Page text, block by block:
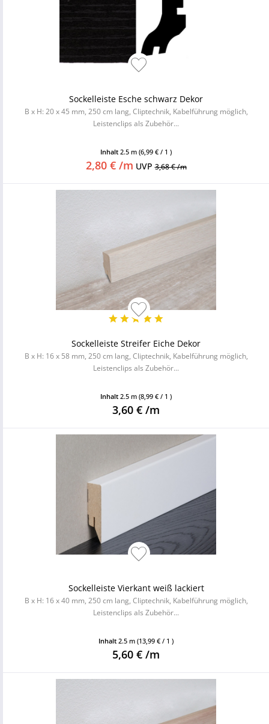
Sockelleiste Esche schwarz Dekor
B x H: 20 x 45 mm, 250 cm lang, Cliptechnik, Kabelführung möglich,
Leistenclips als Zubehör...
Inhalt 2.5 m (6,99 € / 1 )
2,80 € /m UVP3,68 € /m
Sockelleiste Streifer Eiche Dekor
B x H: 16 x 58 mm, 250 cm lang, Cliptechnik, Kabelführung möglich,
Leistenclips als Zubehör...
Inhalt 2.5 m (8,99 € / 1 )
3,60 € /m
Sockelleiste Vierkant weiß lackiert
B x H: 16 x 40 mm, 250 cm lang, Cliptechnik, Kabelführung möglich,
Leistenclips als Zubehör...
Inhalt 2.5 m (13,99 € / 1 )
5,60 € /m